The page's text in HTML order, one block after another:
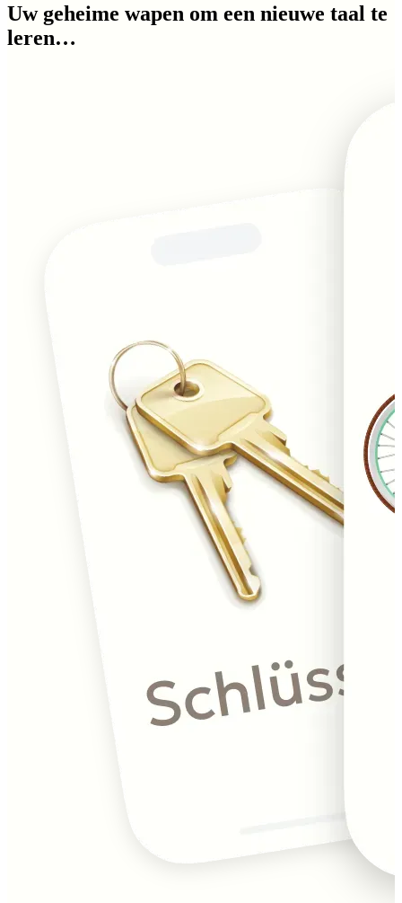
Uw geheime wapen om een nieuwe taal te
leren…